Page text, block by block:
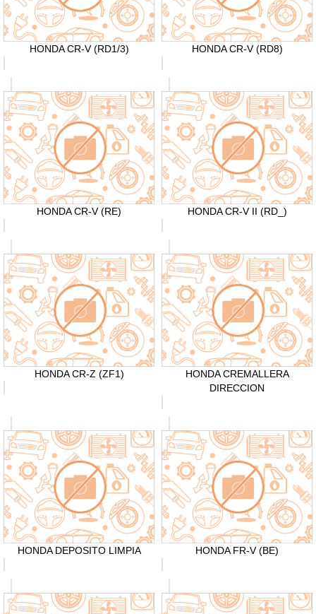
HONDA CR-V (RD1/3) HONDA CR-V (RD8)
HONDA CR-V (RE) HONDA CR-V II (RD_)
HONDA CR-Z (ZF1)
HONDA CREMALLERA
DIRECCION
HONDA DEPOSITO LIMPIA HONDA FR-V (BE)